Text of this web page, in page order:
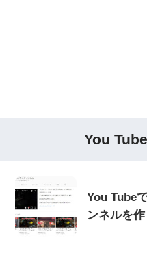
You
You Tube
ンネルを